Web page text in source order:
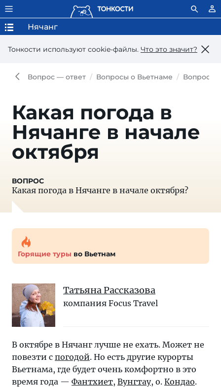
Тонкости используют сookie-файлы. Что это значит?
Нячанг
Вопрос — ответ Вопросы о Вьетнаме Вопросы
Какая погода в
Нячанге в начале
октября
Какая погода в Нячанге в начале октября?
Горящие туры во Вьетнам
Татьяна Рассказова
компания Focus Travel
В октябре в Нячанг лучше не ехать. Может не
повезти с погодой. Но есть другие курорты
Вьетнама, где будет очень комфортно в это
время года — Фантхиет, Вунгтау, о. Кондао.